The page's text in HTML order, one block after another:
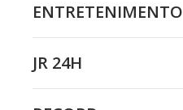
ENTRETENIMENTO
JR 24H